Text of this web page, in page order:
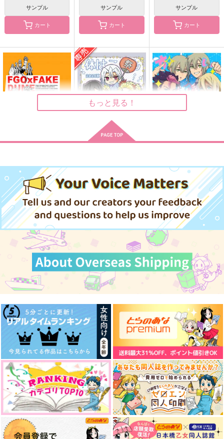
サンプル
作品詳細
サンプル
作品詳細
サンプル
作品詳細
本。
ゆらゆら
1,150円 （税込）
宇髄天元×嫁
サンプル
作品詳細
のように。
コイノボルコイ
739円（税込）
松野カラ松×松野十四松
サンプル
週末
658円（税込）
狛治×恋雪
サンプル
30日後に戻る義勇６
m-work
880円（税込）
冨岡義勇
サンプル
人魚の誘惑
破戒領域
629円（税込）
アルフォンス×エドワード
サンプル
rendez-vous
フジタマゴ
787 円（税込）
安室透×江戸川コナン
サンプル
サンプル
カート
サンプル
カート
サンプル
カート
TOKIMOOON
495円（税込）
Fate/Grand Order
ルキャラ
サンプル
カート
柱！2026夏
ボジラ
787
鬼滅の刃 オールキャラ
ギャグ
サンプル
路地裏症候群
715円（税込）
機動戦士ガンダム 水星の魔女
オールキャラ
サンプル
He is my father
くりもも本舗
787円（税込）
ハイキュー!! オールキャ
ラ
転生したら推し(北信
介)のムスメになって
いた件2
くりもも本舗
1,540円（税込）
ハイキュー!!
オールキャ
転生したら推し(北信
介)のムスメになって
いた件1
くりもも本舗
1,430円（税込）
ハイキュー!! オールキャ
ラ
もっと見る！